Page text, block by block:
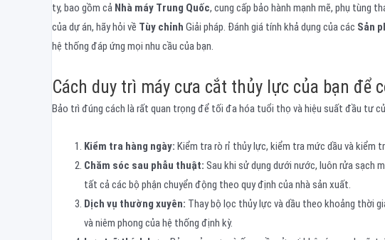
ty, bao gồm cả Nhà máy Trung Quốc, cung cấp bảo hành mạnh mẽ, phụ tùng
của dự án, hãy hỏi về Tùy chỉnh Giải pháp. Đánh giá tính khả dụng của các Sản
hệ thống đáp ứng mọi nhu cầu của bạn.
Cách duy trì máy cưa cắt thủy lực của bạn để
Bảo trì đúng cách là rất quan trọng để tối đa hóa tuổi thọ và hiệu suất đầu tư
Kiểm tra hàng ngày: Kiểm tra rò rỉ thủy lực, kiểm tra mức dầu và kiểm
Chăm sóc sau phẫu thuật: Sau khi sử dụng dưới nước, luôn rửa sạch
tất cả các bộ phận chuyển động theo quy định của nhà sản xuất.
Dịch vụ thường xuyên: Thay bộ lọc thủy lực và dầu theo khoảng thời
và niêm phong của hệ thống định kỳ.